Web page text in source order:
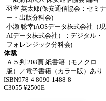
羽室 英太郎(保安通信協会：セミナ
ー・出版分科会)
小瀬 聡幸(AOSデータ株式会社（現
AIデータ株式会社）：デジタル・
フォレンジック分科会)
体裁
Ａ５判 208頁 紙書籍（モノクロ
版）／電子書籍（カラー版）あり
ISBN978-4-8090-1488-8
C3055 ¥2500E